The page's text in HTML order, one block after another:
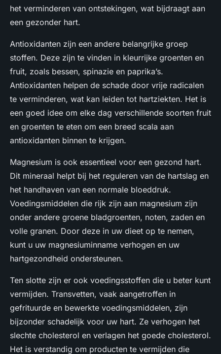
het verminderen van ontstekingen, wat bijdraagt aan
een gezonder hart.
Antioxidanten zijn een andere belangrijke groep
stoffen. Deze zijn te vinden in kleurrijke groenten en
fruit, zoals bessen, spinazie en paprika’s.
Antioxidanten helpen de schade door vrije radicalen
te verminderen, wat kan leiden tot hartziekten. Het is
een goed idee om elke dag verschillende soorten fruit
en groenten te eten om een breed scala aan
antioxidanten binnen te krijgen.
Magnesium is ook essentieel voor een gezond hart.
Dit mineraal helpt bij het reguleren van de hartslag en
het handhaven van een normale bloeddruk.
Voedingsmiddelen die rijk zijn aan magnesium zijn
onder andere groene bladgroenten, noten, zaden en
volle granen. Door deze in uw dieet op te nemen,
kunt u uw magnesiuminname verhogen en uw
hartgezondheid ondersteunen.
Ten slotte zijn er ook voedingsstoffen die u beter kunt
vermijden. Transvetten, vaak aangetroffen in
gefrituurde en bewerkte voedingsmiddelen, zijn
bijzonder schadelijk voor uw hart. Ze verhogen het
slechte cholesterol en verlagen het goede cholesterol.
Het is verstandig om producten te vermijden die